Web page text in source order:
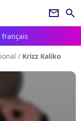
newsletter search
français
/ Krizz Kaliko